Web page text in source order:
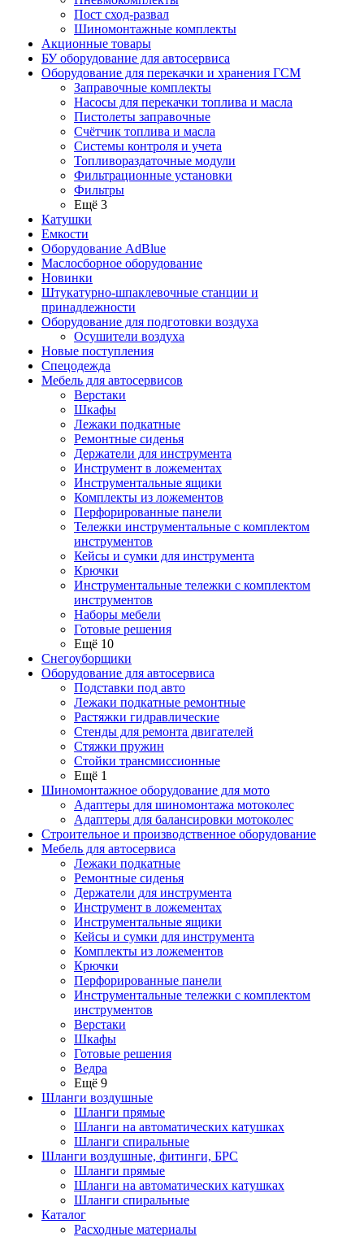
Пост сход-развал
Шиномонтажные комплекты
Акционные товары
БУ оборудование для автосервиса
Оборудование для перекачки и хранения ГСМ
Заправочные комплекты
Насосы для перекачки топлива и масла
Пистолеты заправочные
Счётчик топлива и масла
Системы контроля и учета
Топливораздаточные модули
Фильтрационные установки
Фильтры
Ещё 3
Катушки
Емкости
Оборудование AdBlue
Маслосборное оборудование
Новинки
Штукатурно-шпаклевочные станции и
принадлежности
Оборудование для подготовки воздуха
Осушители воздуха
Новые поступления
Спецодежда
Мебель для автосервисов
Верстаки
Шкафы
Лежаки подкатные
Ремонтные сиденья
Держатели для инструмента
Инструмент в ложементах
Инструментальные ящики
Комплекты из ложементов
Перфорированные панели
Тележки инструментальные с комплектом
инструментов
Кейсы и сумки для инструмента
Крючки
Инструментальные тележки с комплектом
инструментов
Наборы мебели
Готовые решения
Ещё 10
Снегоуборщики
Оборудование для автосервиса
Подставки под авто
Лежаки подкатные ремонтные
Растяжки гидравлические
Стенды для ремонта двигателей
Стяжки пружин
Стойки трансмиссионные
Ещё 1
Шиномонтажное оборудование для мото
Адаптеры для шиномонтажа мотоколес
Адаптеры для балансировки мотоколес
Строительное и производственное оборудование
Мебель для автосервиса
Лежаки подкатные
Ремонтные сиденья
Держатели для инструмента
Инструмент в ложементах
Инструментальные ящики
Кейсы и сумки для инструмента
Комплекты из ложементов
Крючки
Перфорированные панели
Инструментальные тележки с комплектом
инструментов
Верстаки
Шкафы
Готовые решения
Ведра
Ещё 9
Шланги воздушные
Шланги прямые
Шланги на автоматических катушках
Шланги спиральные
Шланги воздушные, фитинги, БРС
Шланги прямые
Шланги на автоматических катушках
Шланги спиральные
Каталог
Расходные материалы